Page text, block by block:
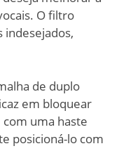
O filtro
indesejados,
de duplo
em bloquear
uma haste
posicioná-lo com